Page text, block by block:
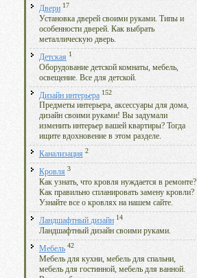
Двери 17
Установка дверей своими руками. Типы и
особенности дверей. Как выбрать
металлическую дверь.
Детская 1
Оборудование детской комнаты, мебель,
освещение. Все для детской.
Дизайн интерьера 152
Предметы интерьера, аксессуары для дома,
дизайн своими руками! Вы задумали
изменить интерьер вашей квартиры? Тогда
ищите вдохновение в этом разделе.
Канализация 2
Кровля 3
Как узнать, что кровля нуждается в ремонте?
Как правильно спланировать замену кровли?
Узнайте все о кровлях на нашем сайте.
Ландшафтный дизайн 14
Ландшафтный дизайн своими руками.
Мебель 42
Мебель для кухни, мебель для спальни,
мебель для гостинной, мебель для ванной.